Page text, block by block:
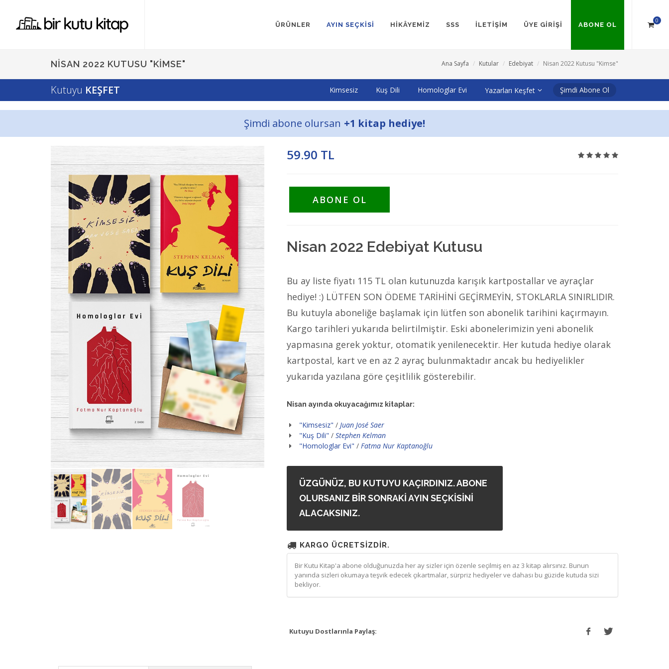
ÜRÜNLER AYIN SEÇKİSİ HİKÂYEMİZ SSS İLETİŞİM ÜYE GİRİŞİ ABONE OL
0
NISAN 2022 KUTUSU "KIMSE" Ana Sayfa Kutular Edebiyat Nisan 2022 Kutusu "Kimse"
Kutuyu KEŞFET Kimsesiz Kuş Dili Homologlar Evi Yazarları Keşfet Şimdi Abone Ol
Şimdi abone olursan +1 kitap hediye!
59.90 TL
ABONE OL
Nisan 2022 Edebiyat Kutusu
Bu ay liste fiyatı 115 TL olan kutunuzda karışık kartpostallar ve ayraçlar
hediye! :) LÜTFEN SON ÖDEME TARİHİNİ GEÇİRMEYİN, STOKLARLA SINIRLIDIR.
Bu kutuyla aboneliğe başlamak için lütfen son abonelik tarihini kaçırmayın.
Kargo tarihleri yukarıda belirtilmiştir. Eski abonelerimizin yeni abonelik
yapmasına gerek yoktur, otomatik yenilenecektir. Her kutuda hediye olarak
kartpostal, kart ve en az 2 ayraç bulunmaktadır ancak bu hediyelikler
yukarıda yazılana göre çeşitlilik gösterebilir.
Nisan ayında okuyacağımız kitaplar:
"Kimsesiz" / Juan José Saer
"Kuş Dili" / Stephen Kelman
"Homologlar Evi" / Fatma Nur Kaptanoğlu
ÜZGÜNÜZ, BU KUTUYU KAÇIRDINIZ. ABONE
OLURSANIZ BİR SONRAKİ AYIN SEÇKİSİNİ
ALACAKSINIZ.
KARGO ÜCRETSİZDİR.
Bir Kutu Kitap'a abone olduğunuzda her ay sizler için özenle seçilmiş en az 3 kitap alırsınız. Bunun
yanında sizleri okumaya teşvik edecek çıkartmalar, sürpriz hediyeler ve dahası bu güzide kutuda sizi
bekliyor.
Kutuyu Dostlarınla Paylaş: